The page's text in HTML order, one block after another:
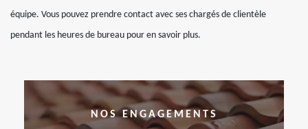
équipe. Vous pouvez prendre contact avec ses chargés de clientèle
pendant les heures de bureau pour en savoir plus.
NOS ENGAGEMENTS